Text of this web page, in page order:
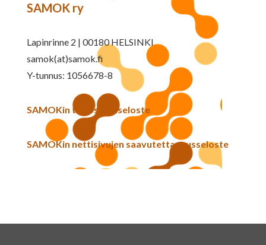
SAMOK ry
Lapinrinne 2 | 00180 HELSINKI
samok(at)samok.fi
Y-tunnus: 1056678-8
SAMOKin tietosuojaseloste
SAMOKin nettisivujen saavutettavuusseloste